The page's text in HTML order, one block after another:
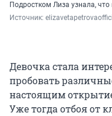
Подростком Лиза узнала,
Источник:
Девочка стала
пробовать
настоящим
Уже тогда отбоя от